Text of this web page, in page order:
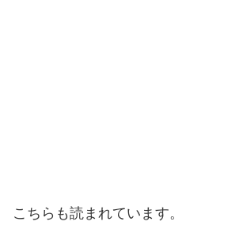
こちらも読まれています。